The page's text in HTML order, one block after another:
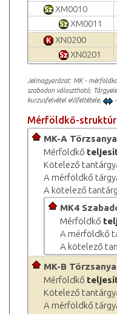
XM0010
XM0011
XN0200
XN0201
Jelmagyarázat: MK -
szabadon választható;
kurzusfelvétel előfeltétele;
Mérföldkő-
MK-A
Mérföldkő
Kötelező
A mérföldkő
A kötelező
MK4
Mérföldkő
A mérföldkő
A kötelező
MK-B
Mérföldkő
Kötelező
A mérföldkő